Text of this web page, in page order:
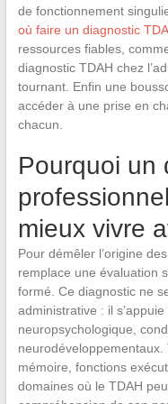
de fonctionnement
où faire un diagnostic
ressources fiables,
diagnostic TDAH chez
tournant. Enfin une
accéder à une prise en
chacun.
Pourquoi un
mieux vivre
Pour démêler l’origine
remplace une évaluation
formé. Ce diagnostic ne
administrative : il
neuropsychologique,
neurodéveloppementaux.
mémoire, fonctions
domaines où le TDAH